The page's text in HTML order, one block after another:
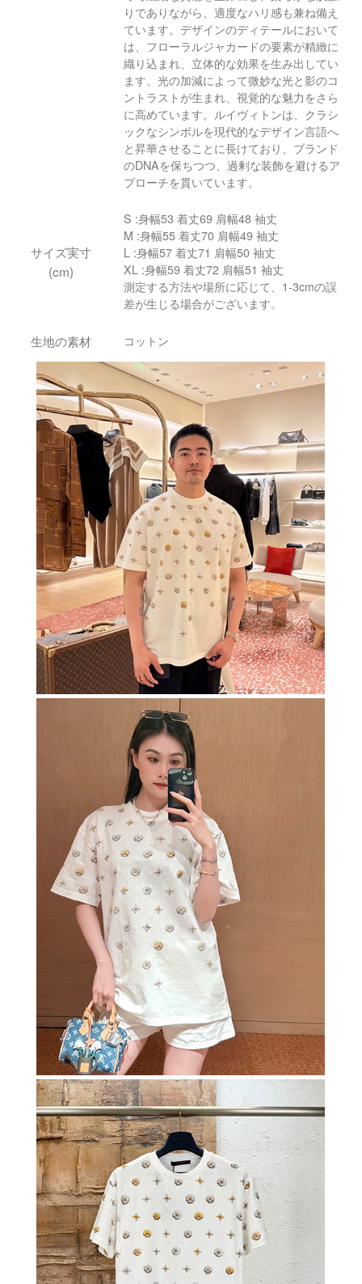
りでありながら、適度なハリ感も兼ね備え
ています。デザインのディテールにおいて
は、フローラルジャカードの要素が精緻に
織り込まれ、立体的な効果を生み出してい
ます。光の加減によって微妙な光と影のコ
ントラストが生まれ、視覚的な魅力をさら
に高めています。ルイヴィトンは、クラシ
ックなシンボルを現代的なデザイン言語へ
と昇華させることに長けており、ブランド
のDNAを保ちつつ、過剰な装飾を避けるア
プローチを貫いています。
サイズ実寸
(cm)
S :身幅53 着丈69 肩幅48 袖丈
M :身幅55 着丈70 肩幅49 袖丈
L :身幅57 着丈71 肩幅50 袖丈
XL :身幅59 着丈72 肩幅51 袖丈
測定する方法や場所に応じて、1-3cmの誤
差が生じる場合がございます。
生地の素材 コットン